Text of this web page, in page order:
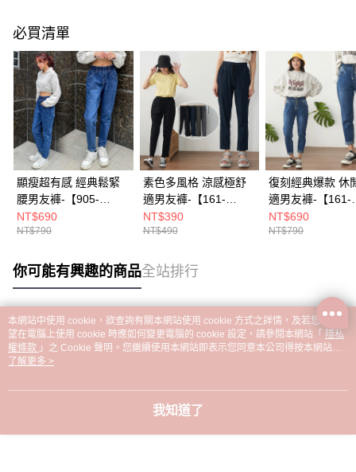
必買清單
顯瘦超有感 經典鬆緊
腰男友褲-【905-
5012】
NT$690
NT$790
素色多風格 涼感極舒
適男友褲-【161-
9277】
NT$390
NT$490
復刻經典爆款 休
適男友褲-【161-
6855】
NT$690
NT$790
你可能有興趣的商品全站排行
熱門標籤
本網站中使用 cookie，欲查詢有關本網站使用 cookie 方式之詳情，及若您不希
望在電腦上使用 cookie 時應如何變更電腦的 cookie 設定，請參閱本網站「 隱私
權條款 」之 Cookie 聲明。您繼續使用本網站即表示您同意本公司得按本網站使
用條款之 Cookie 聲明使用 cookie。
了解更多 >
我知道了